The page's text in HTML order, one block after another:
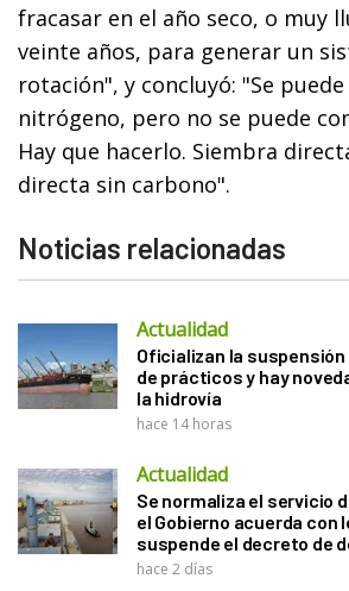
fracasar en el año seco, o muy
veinte años, para generar un
rotación", y concluyó: "Se
nitrógeno, pero no se puede
Hay que hacerlo. Siembra
directa sin carbono".
Noticias relacionadas
Actualidad
Oficializan la
de prácticos y hay
la hidrovía
hace 14 horas
Actualidad
Se normaliza el servicio
el Gobierno acuerda con
suspende el decreto de
hace 2 días